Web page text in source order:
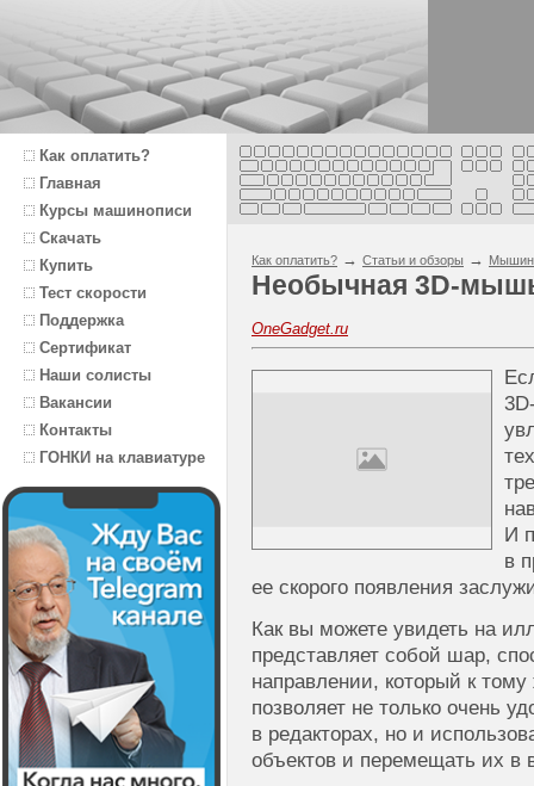
Как оплатить?
Главная
Курсы машинописи
Скачать
Купить
Тест скорости
Поддержка
Сертификат
Наши солисты
Вакансии
Контакты
ГОНКИ на клавиатуре
Как оплатить? → Статьи и обзоры →
Необычная 3D-
OneGadget.ru
И
в
ее скорого появления
Как вы можете увидеть на
представляет собой шар,
направлении, который к
позволяет не только очень
в редакторах, но и
объектов и перемещать их в